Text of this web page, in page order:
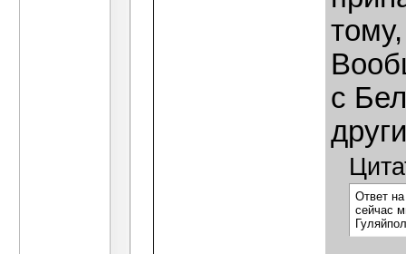
с
Ответ
сейчас